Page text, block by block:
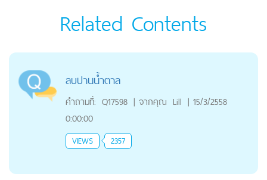
Related Contents
ลบปานน้ำตาล
คำถามที่: Q17598 | จากคุณ Lill | 15/3/2558
0:00:00
VIEWS 2357